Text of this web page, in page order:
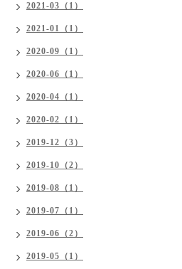
2021-03（1）
2021-01（1）
2020-09（1）
2020-06（1）
2020-04（1）
2020-02（1）
2019-12（3）
2019-10（2）
2019-08（1）
2019-07（1）
2019-06（2）
2019-05（1）